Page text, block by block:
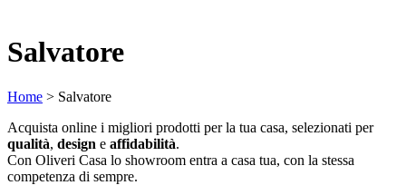
Salvatore
Home > Salvatore
Acquista online i migliori prodotti per la tua casa, selezionati per
qualità, design e affidabilità.
Con Oliveri Casa lo showroom entra a casa tua, con la stessa
competenza di sempre.